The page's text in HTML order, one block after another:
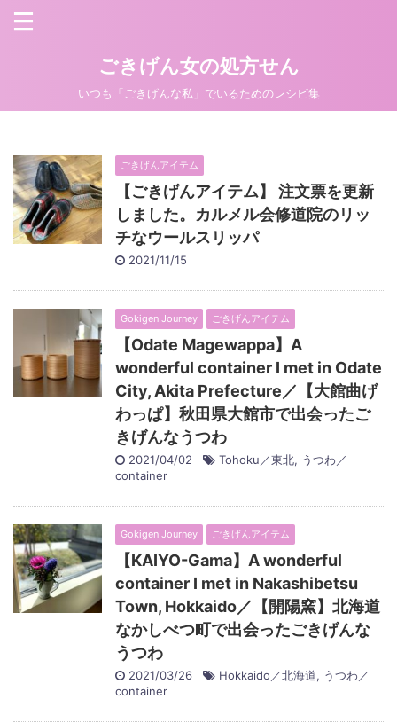
ごきげん女の処方せん
いつも「ごきげんな私」でいるためのレシピ集
ごきげんアイテム
【ごきげんアイテム】 注文票を更新
しました。カルメル会修道院のリッ
チなウールスリッパ
2021/11/15
Gokigen Journey ごきげんアイテム
【Odate Magewappa】A
wonderful container I met in Odate
City, Akita Prefecture／【大館曲げ
わっぱ】秋田県大館市で出会ったご
きげんなうつわ
2021/04/02 Tohoku／東北, うつわ／
container
Gokigen Journey ごきげんアイテム
【KAIYO-Gama】A wonderful
container I met in Nakashibetsu
Town, Hokkaido／【開陽窯】北海道
なかしべつ町で出会ったごきげんな
うつわ
2021/03/26 Hokkaido／北海道, うつわ／
container